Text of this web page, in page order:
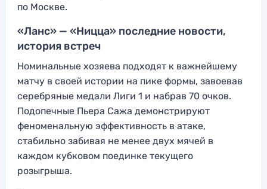
по Москве.
«Ланс» — «Ницца» последние новости,
история встреч
Номинальные хозяева подходят к важнейшему
матчу в своей истории на пике формы, завоевав
серебряные медали Лиги 1 и набрав 70 очков.
Подопечные Пьера Сажа демонстрируют
феноменальную эффективность в атаке,
стабильно забивая не менее двух мячей в
каждом кубковом поединке текущего
розыгрыша.